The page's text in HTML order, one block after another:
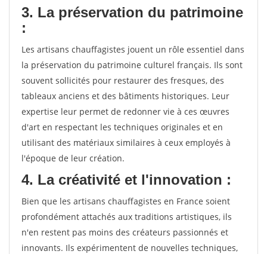
3. La préservation du patrimoine
:
Les artisans chauffagistes jouent un rôle essentiel dans
la préservation du patrimoine culturel français. Ils sont
souvent sollicités pour restaurer des fresques, des
tableaux anciens et des bâtiments historiques. Leur
expertise leur permet de redonner vie à ces œuvres
d'art en respectant les techniques originales et en
utilisant des matériaux similaires à ceux employés à
l'époque de leur création.
4. La créativité et l'innovation :
Bien que les artisans chauffagistes en France soient
profondément attachés aux traditions artistiques, ils
n'en restent pas moins des créateurs passionnés et
innovants. Ils expérimentent de nouvelles techniques,